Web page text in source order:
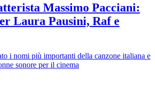
Massimo Pacciani:
Laura Pausini, Raf e
i nomi più importanti della canzone italiana e
sonore per il cinema